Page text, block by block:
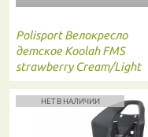
Polisport Велокресло
детское Koolah FMS
strawberry Cream/Light
Green 8631400010
НЕТ В НАЛИЧИИ